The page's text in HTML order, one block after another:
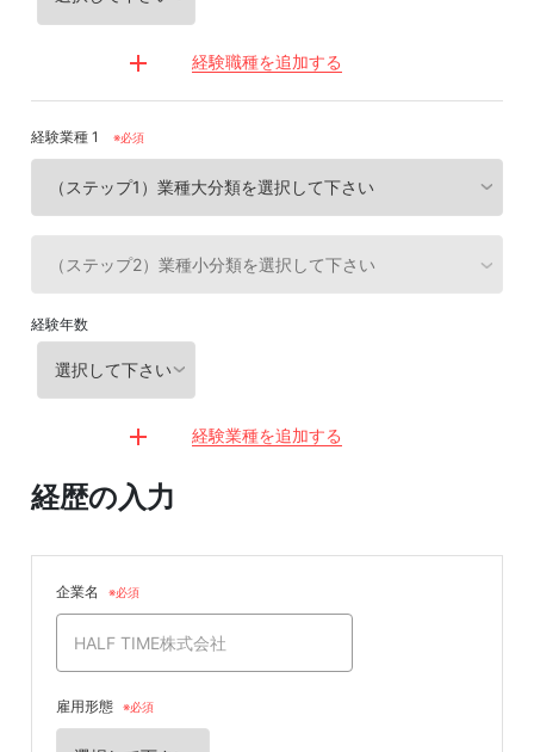
経験職種を追加する
経験業種 1 ※必須
経験年数
経験業種を追加する
経歴の入力
企業名
雇用形態